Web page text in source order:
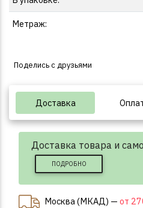
Метраж:
Поделись с друзьями
Доставка
Доставка товара и
ПОДРОБНО
Москва (МКАД) — от